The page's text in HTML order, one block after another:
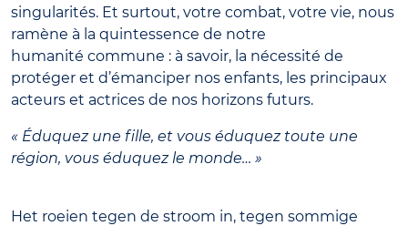
singularités. Et surtout, votre combat, votre vie, nous
ramène à la quintessence de notre
humanité commune : à savoir, la nécessité de
protéger et d’émanciper nos enfants, les principaux
acteurs et actrices de nos horizons futurs.
« Éduquez une fille, et vous éduquez toute une
région, vous éduquez le monde… »
Het roeien tegen de stroom in, tegen sommige